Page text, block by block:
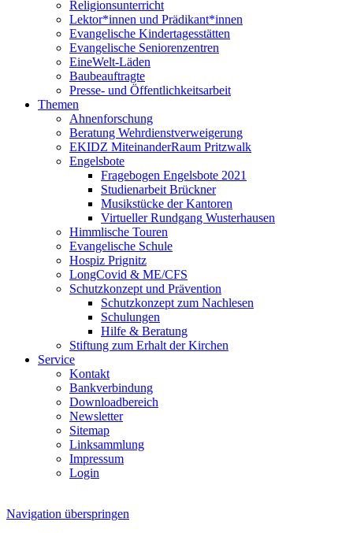
Religionsunterricht
Lektor*innen und Prädikant*innen
Evangelische Kindertagesstätten
Evangelische Seniorenzentren
EineWelt-Läden
Baubeauftragte
Presse- und Öffentlichkeitsarbeit
Themen
Ahnenforschung
Beratung Wehrdienstverweigerung
EKIDZ MiteinanderRaum Pritzwalk
Engelsbote
Fragebogen Engelsbote 2021
Studienarbeit Brückner
Musikstücke der Kantoren
Virtueller Rundgang Wusterhausen
Himmlische Touren
Evangelische Schule
Hospiz Prignitz
LongCovid & ME/CFS
Schutzkonzept und Prävention
Schutzkonzept zum Nachlesen
Schulungen
Hilfe & Beratung
Stiftung zum Erhalt der Kirchen
Service
Kontakt
Bankverbindung
Downloadbereich
Newsletter
Sitemap
Linksammlung
Impressum
Login
Navigation überspringen